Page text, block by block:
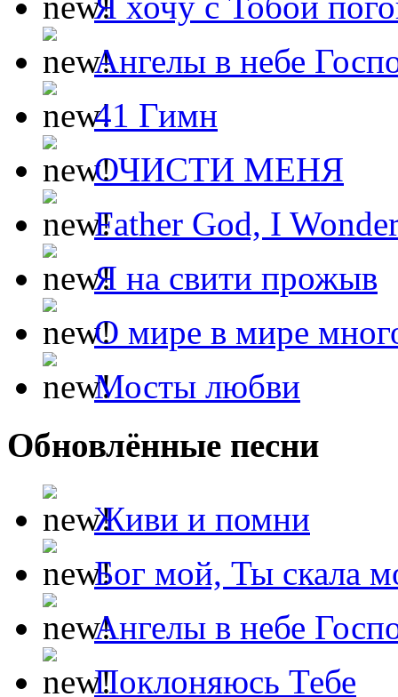
Ангелы в небе
41 Гимн
ОЧИСТИ МЕНЯ
Father God, I
Я на свити прожыв
О мире в мире
Мосты любви
Обновлённые песни
Живи и помни
Бог мой, Ты скала
Ангелы в небе
Поклоняюсь Тебе